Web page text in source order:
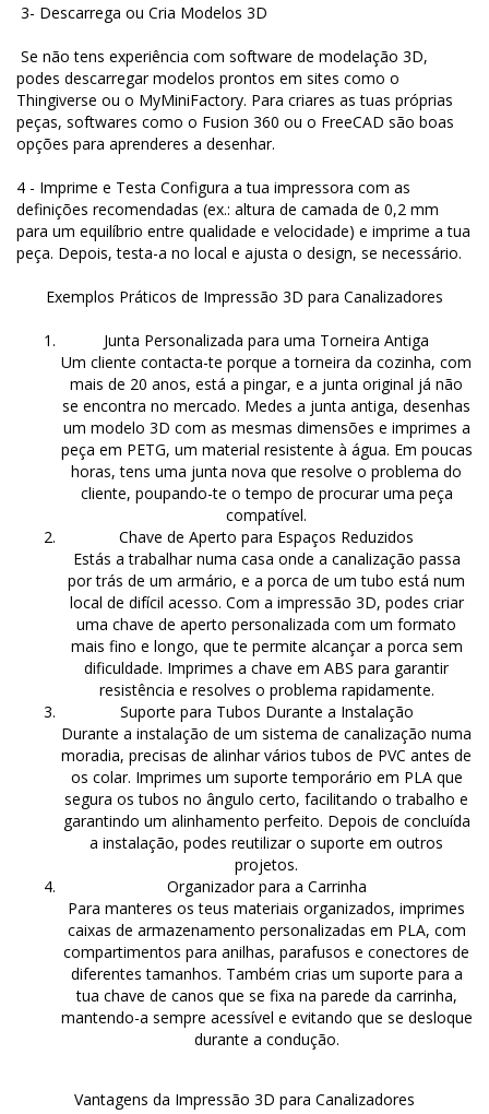
3- Descarrega ou Cria Modelos 3D
Se não tens experiência com software de modelação 3D,
podes descarregar modelos prontos em sites como o
Thingiverse ou o MyMiniFactory. Para criares as tuas próprias
peças, softwares como o Fusion 360 ou o FreeCAD são boas
opções para aprenderes a desenhar.
4 - Imprime e Testa Configura a tua impressora com as
definições recomendadas (ex.: altura de camada de 0,2 mm
para um equilíbrio entre qualidade e velocidade) e imprime a tua
peça. Depois, testa-a no local e ajusta o design, se necessário.
Exemplos Práticos de Impressão 3D para Canalizadores
Junta Personalizada para uma Torneira Antiga
Um cliente contacta-te porque a torneira da cozinha, com
mais de 20 anos, está a pingar, e a junta original já não
se encontra no mercado. Medes a junta antiga, desenhas
um modelo 3D com as mesmas dimensões e imprimes a
peça em PETG, um material resistente à água. Em poucas
horas, tens uma junta nova que resolve o problema do
cliente, poupando-te o tempo de procurar uma peça
compatível.
Chave de Aperto para Espaços Reduzidos
Estás a trabalhar numa casa onde a canalização passa
por trás de um armário, e a porca de um tubo está num
local de difícil acesso. Com a impressão 3D, podes criar
uma chave de aperto personalizada com um formato
mais fino e longo, que te permite alcançar a porca sem
dificuldade. Imprimes a chave em ABS para garantir
resistência e resolves o problema rapidamente.
Suporte para Tubos Durante a Instalação
Durante a instalação de um sistema de canalização numa
moradia, precisas de alinhar vários tubos de PVC antes de
os colar. Imprimes um suporte temporário em PLA que
segura os tubos no ângulo certo, facilitando o trabalho e
garantindo um alinhamento perfeito. Depois de concluída
a instalação, podes reutilizar o suporte em outros
projetos.
Organizador para a Carrinha
Para manteres os teus materiais organizados, imprimes
caixas de armazenamento personalizadas em PLA, com
compartimentos para anilhas, parafusos e conectores de
diferentes tamanhos. Também crias um suporte para a
tua chave de canos que se fixa na parede da carrinha,
mantendo-a sempre acessível e evitando que se desloque
durante a condução.
Vantagens da Impressão 3D para Canalizadores